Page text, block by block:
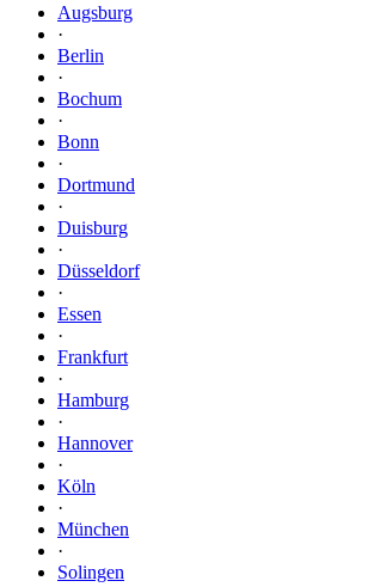
Augsburg
·
Berlin
·
Bochum
·
Bonn
·
Dortmund
·
Duisburg
·
Düsseldorf
·
Essen
·
Frankfurt
·
Hamburg
·
Hannover
·
Köln
·
München
·
Solingen